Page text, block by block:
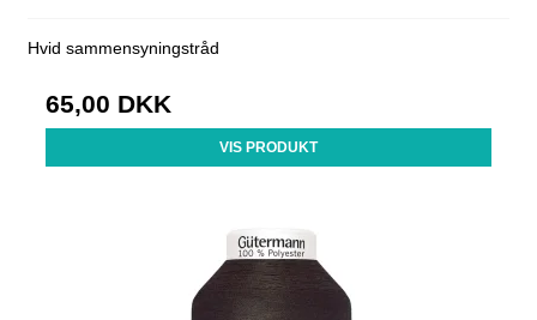
Hvid sammensyningstråd
65,00 DKK
VIS PRODUKT